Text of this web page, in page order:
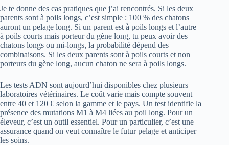
Je te donne des cas pratiques que j’ai rencontrés. Si les deux
parents sont à poils longs, c’est simple : 100 % des chatons
auront un pelage long. Si un parent est à poils longs et l’autre
à poils courts mais porteur du gène long, tu peux avoir des
chatons longs ou mi-longs, la probabilité dépend des
combinaisons. Si les deux parents sont à poils courts et non
porteurs du gène long, aucun chaton ne sera à poils longs.
Les tests ADN sont aujourd’hui disponibles chez plusieurs
laboratoires vétérinaires. Le coût varie mais compte souvent
entre 40 et 120 € selon la gamme et le pays. Un test identifie la
présence des mutations M1 à M4 liées au poil long. Pour un
éleveur, c’est un outil essentiel. Pour un particulier, c’est une
assurance quand on veut connaître le futur pelage et anticiper
les soins.